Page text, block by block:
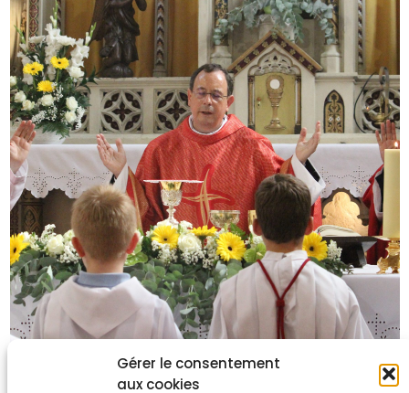
Gérer le consentement
aux cookies